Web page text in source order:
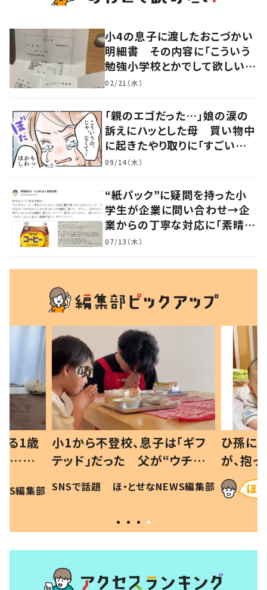
小4の息子に渡したおこづかい
明細書 その内容に「こういう
勉強小学校とかでして欲しい」
「社会勉強になりますね」の声
02/21（水）
「親のエゴだった…」娘の涙の
訴えにハッとした母 買い物中
に起きたやり取りに「すごい分
かる」「改めて気付かされた」
09/14（木）
“紙パック”に疑問を持った小
学生が企業に問い合わせ→企
業からの丁寧な対応に「素晴ら
しい」の声
07/13（木）
る1歳
…母
現行
編集部
小1から不登校、息子は「ギフ
テッド」だった 父が“ウチ給
食”を作り続ける理由とは #令
和の親 #令和の子
SNSで話題 ほ・とせなNEWS編集部
ひ孫に
が、抱
に「涙
方ない」